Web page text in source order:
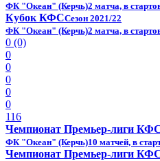
ФК "Океан" (Керчь)2 матча, в
Кубок КФССезон 2021/22
ФК "Океан" (Керчь)2 матча, в
0 (0)
0
0
0
0
0
116
Чемпионат Премьер-лиги
ФК "Океан" (Керчь)10 матчей, в
Чемпионат Премьер-лиги